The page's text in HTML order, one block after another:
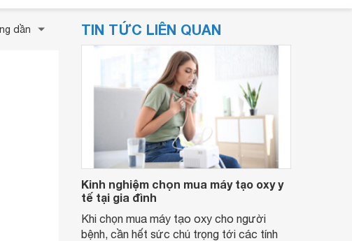
dần TIN TỨC LIÊN QUAN
Kinh nghiệm chọn mua máy tạo oxy y
tế tại gia đình
Khi chọn mua máy tạo oxy cho người
bệnh, cần hết sức chú trọng tới các tính